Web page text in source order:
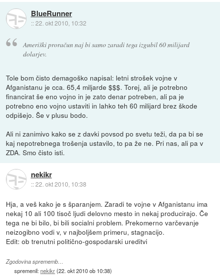
BlueRunner
::22. okt 2010, 10:32
Ameriški proračun naj bi samo zaradi tega izgubil 60 milijard
dolarjev.
Tole bom čisto demagoško napisal: letni strošek vojne v
Afganistanu je cca. 65,4 miljarde $$$. Torej, ali je potrebno
financirat še eno vojno in je zato denar potreben, ali pa je
potrebno eno vojno ustaviti in lahko teh 60 milijard brez škode
odpišejo. Še v plusu bodo.
Ali ni zanimivo kako se z davki povsod po svetu teži, da pa bi se
kaj nepotrebnega trošenja ustavilo, to pa že ne. Pri nas, ali pa v
ZDA. Smo čisto isti.
nekikr
::22. okt 2010, 10:38
Hja, a veš kako je s šparanjem. Zaradi te vojne v Afganistanu ima
nekaj 10 ali 100 tisoč ljudi delovno mesto in nekaj producirajo. Če
tega ne bi bilo, bi bili socialni problem. Prekomerno varčevanje
neizogibno vodi v, v najboljšem primeru, stagnacijo.
Edit: ob trenutni politično-gospodarski ureditvi
Zgodovina sprememb…
spremenil:nekikr(22. okt 2010 ob 10:38)